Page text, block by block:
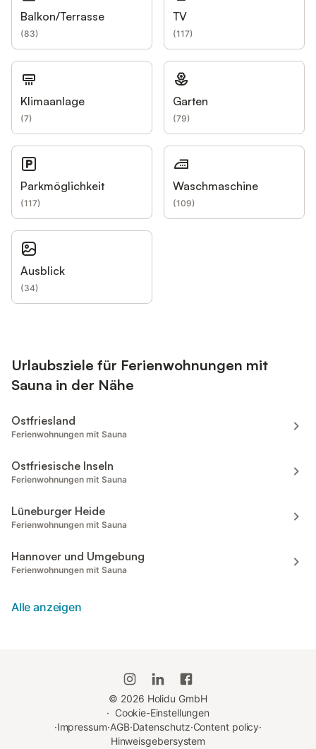
Balkon/Terrasse
(83)
TV
(117)
Klimaanlage
(7)
Garten
(79)
Parkmöglichkeit
(117)
Waschmaschine
(109)
Ausblick
(34)
Urlaubsziele für Ferienwohnungen mit
Sauna in der Nähe
Ostfriesland
Ferienwohnungen mit Sauna
Ostfriesische Inseln
Ferienwohnungen mit Sauna
Lüneburger Heide
Ferienwohnungen mit Sauna
Hannover und Umgebung
Ferienwohnungen mit Sauna
Alle anzeigen
© 2026 Holidu GmbH
· Cookie-Einstellungen
·Impressum·AGB·Datenschutz·Content policy·
Hinweisgebersystem